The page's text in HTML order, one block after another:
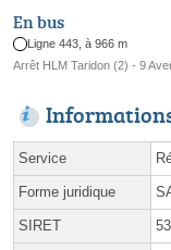
En bus
Ligne 443, à 966 m
Arrêt HLM Taridon (2) - 9
Service
Forme juridique
SIRET